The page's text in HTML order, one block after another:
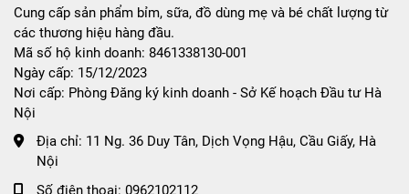
Cung cấp sản phẩm bỉm, sữa, đồ dùng mẹ và bé chất lượng từ
các thương hiệu hàng đầu.
Mã số hộ kinh doanh: 8461338130-001
Ngày cấp: 15/12/2023
Nơi cấp: Phòng Đăng ký kinh doanh - Sở Kế hoạch Đầu tư Hà
Nội
Địa chỉ: 11 Ng. 36 Duy Tân, Dịch Vọng Hậu, Cầu Giấy, Hà
Nội
Số điện thoại: 0962102112